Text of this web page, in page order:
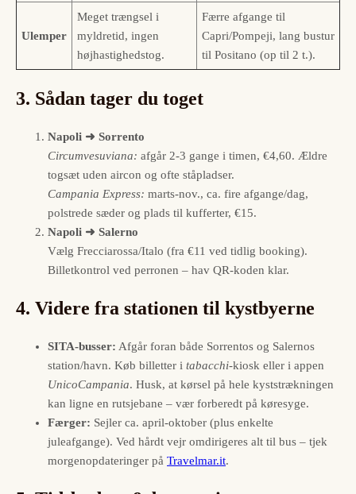
Ulemper
Meget trængsel i
myldretid, ingen
højhastighedstog.
Færre afgange til
Capri/Pompeji, lang bustur
til Positano (op til 2 t.).
3. Sådan tager du toget
Napoli ➜ Sorrento
Circumvesuviana: afgår 2-3 gange i timen, €4,60. Ældre
togsæt uden aircon og ofte ståpladser.
Campania Express: marts-nov., ca. fire afgange/dag,
polstrede sæder og plads til kufferter, €15.
Napoli ➜ Salerno
Vælg Frecciarossa/Italo (fra €11 ved tidlig booking).
Billetkontrol ved perronen – hav QR-koden klar.
4. Videre fra stationen til kystbyerne
SITA-busser: Afgår foran både Sorrentos og Salernos
station/havn. Køb billetter i tabacchi-kiosk eller i appen
UnicoCampania. Husk, at kørsel på hele kyststrækningen
kan ligne en rutsjebane – vær forberedt på køresyge.
Færger: Sejler ca. april-oktober (plus enkelte
juleafgange). Ved hårdt vejr omdirigeres alt til bus – tjek
morgenopdateringer på Travelmar.it.